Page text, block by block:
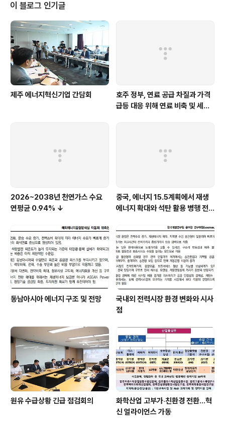
이 블로그 인기글
제주 에너지혁신기업 간담회
호주 정부, 연료 공급 차질과 가격
급등 대응 위해 연료 비축 및 세제
2026~2038년 천연가스 수요
연평균 0.94% ↓
중국, 에너지 15.5계획에서 재생
에너지 확대와 석탄 활용 병행 전
동남아시아 에너지 구조 및 전망
국내외 전력시장 환경 변화와 시사
점
원유 수급상황 긴급 점검회의
화학산업 고부가‧친환경 전환…혁
신 얼라이언스 가동